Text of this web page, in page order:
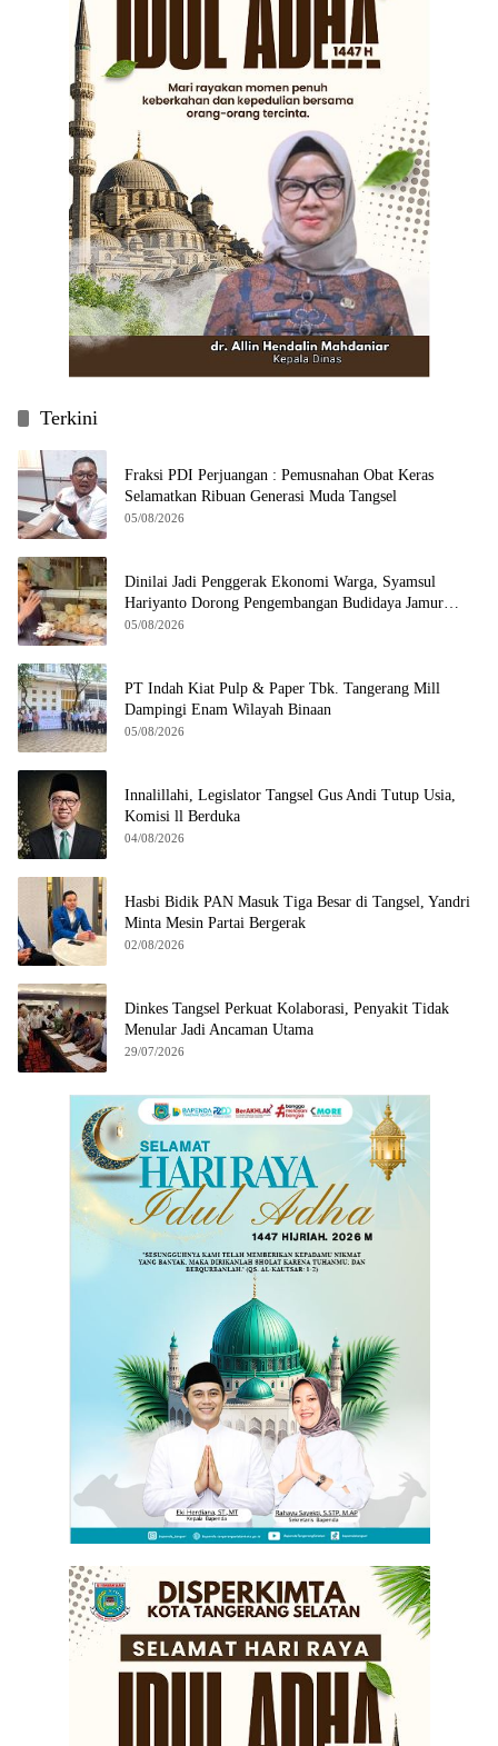
Terkini
Fraksi PDI Perjuangan : Pemusnahan Obat Keras
Selamatkan Ribuan Generasi Muda Tangsel
05/08/2026
Dinilai Jadi Penggerak Ekonomi Warga, Syamsul
Hariyanto Dorong Pengembangan Budidaya Jamur
Crispy di Serpong
05/08/2026
PT Indah Kiat Pulp & Paper Tbk. Tangerang Mill
Dampingi Enam Wilayah Binaan
05/08/2026
Innalillahi, Legislator Tangsel Gus Andi Tutup Usia,
Komisi ll Berduka
04/08/2026
Hasbi Bidik PAN Masuk Tiga Besar di Tangsel, Yandri
Minta Mesin Partai Bergerak
02/08/2026
Dinkes Tangsel Perkuat Kolaborasi, Penyakit Tidak
Menular Jadi Ancaman Utama
29/07/2026